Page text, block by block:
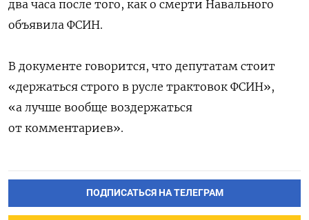
два часа после того, как о смерти Навального
объявила ФСИН.
В документе говорится, что депутатам стоит
«держаться строго в русле трактовок ФСИН»,
«а лучше вообще воздержаться
от комментариев».
ПОДПИСАТЬСЯ НА ТЕЛЕГРАМ